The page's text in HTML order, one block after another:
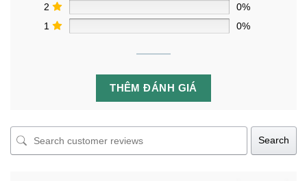
2
0%
1
0%
THÊM ĐÁNH GIÁ
Search